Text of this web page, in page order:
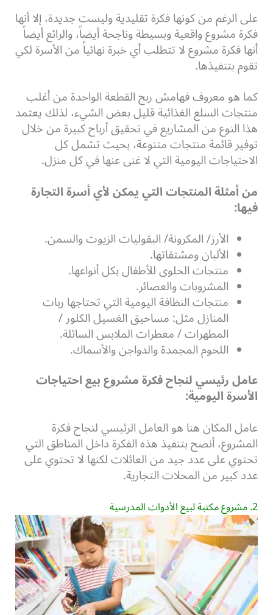
على الرغم من كونها فكرة تقليدية وليست جديدة، إلا أنها
فكرة مشروع واقعية وبسيطة وناجحة أيضاً، والرائع أيضاً
أنها فكرة مشروع لا تتطلب أي خبرة نهائياً من الأسرة لكي
تقوم بتنفيذها.
كما هو معروف فهامش ربح القطعة الواحدة من أغلب
منتجات السلع الغذائية قليل بعض الشيء، لذلك يعتمد
هذا النوع من المشاريع في تحقيق أرباح كبيرة من خلال
توفير قائمة منتجات متنوعة، بحيث تشمل كل
الاحتياجات اليومية التي لا غنى عنها في كل منزل.
من أمثلة المنتجات التي يمكن لأي أسرة التجارة
فيها:
الأرز/ المكرونة/ البقوليات الزيوت والسمن.
الألبان ومشتقاتها.
منتجات الحلوى للأطفال بكل أنواعها.
المشروبات والعصائر.
منتجات النظافة اليومية التي تحتاجها ربات
المنازل مثل: مساحيق الغسيل الكلور /
المطهرات / معطرات الملابس السائلة.
اللحوم المجمدة والدواجن والأسماك.
عامل رئيسي لنجاح فكرة مشروع بيع احتياجات
الأسرة اليومية:
عامل المكان هنا هو العامل الرئيسي لنجاح فكرة
المشروع، أنصح بتنفيذ هذه الفكرة داخل المناطق التي
تحتوي على عدد جيد من العائلات لكنها لا تحتوي على
عدد كبير من المحلات التجارية.
2. مشروع مكتبة لبيع الأدوات المدرسية